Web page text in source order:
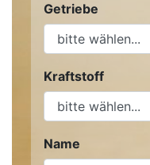
Getriebe
Kraftstoff
Name